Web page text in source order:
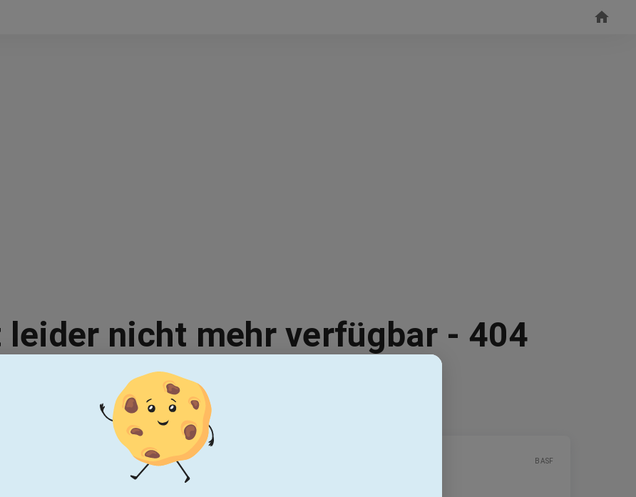
nicht mehr verfügbar - 404
Vielleicht passt einer dieser Jobs:
BASF